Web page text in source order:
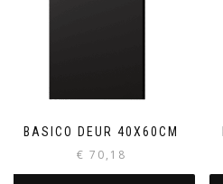
BASICO DEUR 40X60CM
€ 70,18